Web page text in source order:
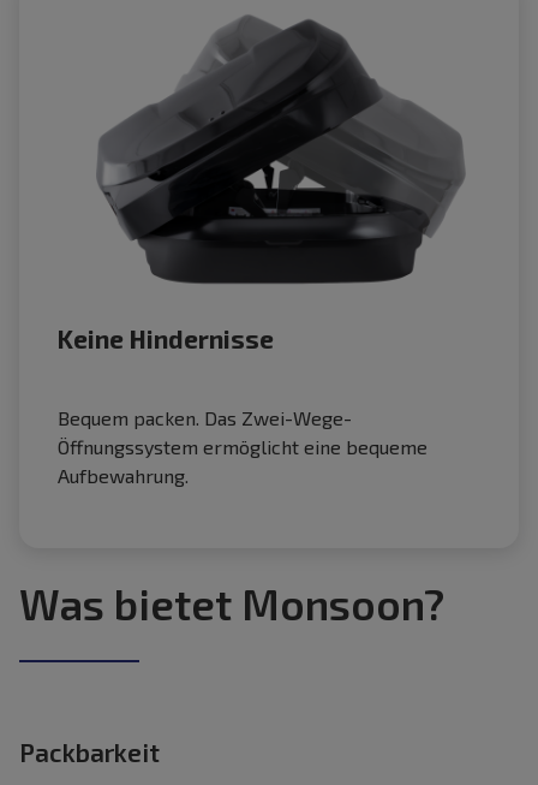
Keine Hindernisse
Bequem packen. Das Zwei-Wege-
Öffnungssystem ermöglicht eine bequeme
Aufbewahrung.
Was bietet Monsoon?
Packbarkeit